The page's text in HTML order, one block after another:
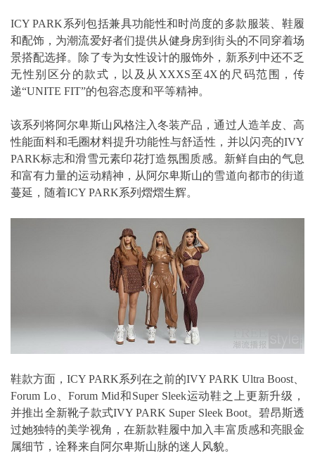
ICY PARK系列包括兼具功能性和时尚度的多款服装、鞋履
和配饰，为潮流爱好者们提供从健身房到街头的不同穿着场
景搭配选择。除了专为女性设计的服饰外，新系列中还不乏
无性别区分的款式，以及从XXXS至4X的尺码范围，传
递“UNITE FIT”的包容态度和平等精神。
该系列将阿尔卑斯山风格注入冬装产品，通过人造羊皮、高
性能面料和毛圈材料提升功能性与舒适性，并以闪亮的IVY
PARK标志和滑雪元素印花打造氛围质感。新鲜自由的气息
和富有力量的运动精神，从阿尔卑斯山的雪道向都市的街道
蔓延，随着ICY PARK系列熠熠生辉。
鞋款方面，ICY PARK系列在之前的IVY PARK Ultra Boost、
Forum Lo、Forum Mid和Super Sleek运动鞋之上更新升级，
并推出全新靴子款式IVY PARK Super Sleek Boot。碧昂斯透
过她独特的美学视角，在新款鞋履中加入丰富质感和亮眼金
属细节，诠释来自阿尔卑斯山脉的迷人风貌。